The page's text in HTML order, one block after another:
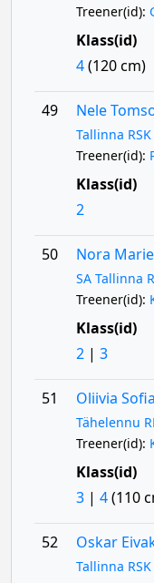
Treener(id):
Klass(id)
4(120 cm)
49 Nele
Tallinna RSK
Treener(id):
Klass(id)
2
50 Nora
SA Tallinna
Treener(id):
Klass(id)
2| 3
51 Oliivia
Tähelennu
Treener(id):
Klass(id)
3| 4(110
52 Oskar
Tallinna RSK